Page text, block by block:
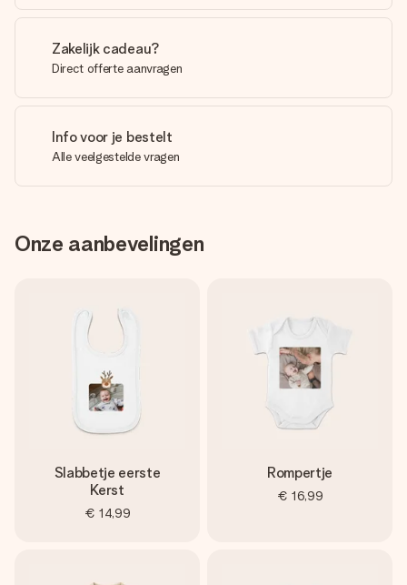
Zakelijk cadeau?
Direct offerte aanvragen
Info voor je bestelt
Alle veelgestelde vragen
Onze aanbevelingen
Slabbetje eerste
Kerst
€ 14,99
Rompertje
€ 16,99